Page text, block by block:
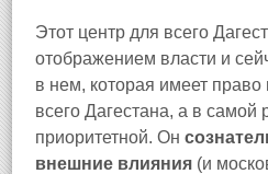
Этот центр для всего
отображением власти и
в нем, которая имеет право
всего Дагестана, а в самой
приоритетной. Он
внешние влияния (и